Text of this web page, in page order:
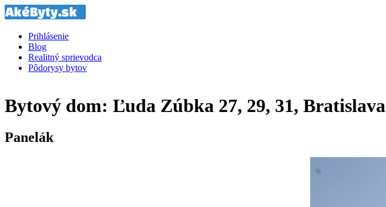
Prihlásenie
Blog
Realitný sprievodca
Pôdorysy bytov
Bytový dom: Ľuda Zúbka 27, 29, 31, Bratislava
Panelák